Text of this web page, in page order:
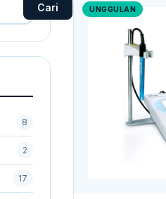
Cari
8
2
17
UNGGULAN